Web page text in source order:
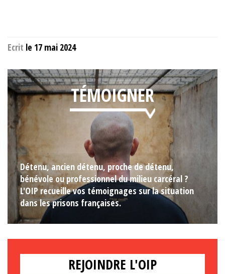
Ecrit le 17 mai 2024
TÉMOIGNER
Détenu, ancien détenu, proche de détenu,
bénévole ou professionnel du milieu carcéral ?
L'OIP recueille vos témoignages sur la situation
dans les prisons françaises.
REJOINDRE L'OIP